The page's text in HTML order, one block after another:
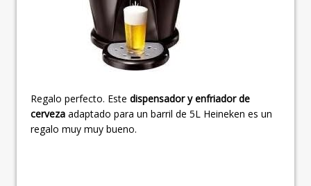
Regalo perfecto. Este dispensador y enfriador de
cerveza adaptado para un barril de 5L Heineken es un
regalo muy muy bueno.